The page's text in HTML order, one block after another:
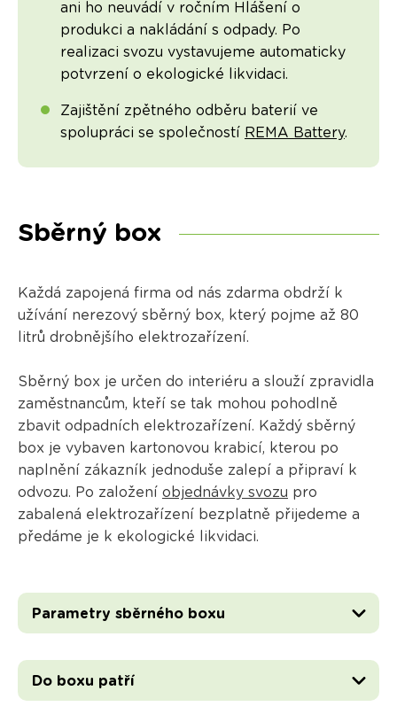
ani ho neuvádí v ročním Hlášení o
produkci a nakládání s odpady. Po
realizaci svozu vystavujeme automaticky
potvrzení o ekologické likvidaci.
Zajištění zpětného odběru baterií ve
spolupráci se společností REMA Battery.
Sběrný box
Každá zapojená firma od nás zdarma obdrží k
užívání nerezový sběrný box, který pojme až 80
litrů drobnějšího elektrozařízení.
Sběrný box je určen do interiéru a slouží zpravidla
zaměstnancům, kteří se tak mohou pohodlně
zbavit odpadních elektrozařízení. Každý sběrný
box je vybaven kartonovou krabicí, kterou po
naplnění zákazník jednoduše zalepí a připraví k
odvozu. Po založení objednávky svozu pro
zabalená elektrozařízení bezplatně přijedeme a
předáme je k ekologické likvidaci.
Parametry sběrného boxu
Do boxu patří